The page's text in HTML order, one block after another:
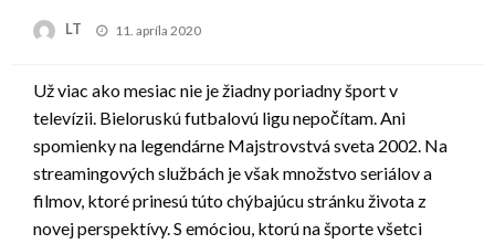
LT
Posted
11. apríla 2020
Už viac ako mesiac nie je žiadny poriadny šport v
televízii. Bieloruskú futbalovú ligu nepočítam. Ani
spomienky na legendárne Majstrovstvá sveta 2002. Na
streamingových službách je však množstvo seriálov a
filmov, ktoré prinesú túto chýbajúcu stránku života z
novej perspektívy. S emóciou, ktorú na športe všetci